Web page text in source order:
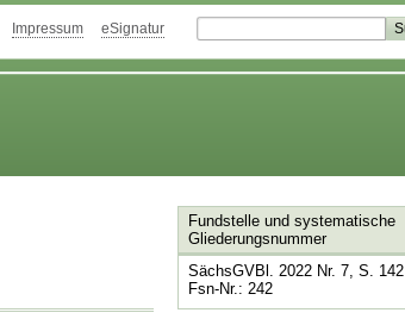
Impressum eSignatur
Fundstelle und systematische
Gliederungsnummer
SächsGVBl. 2022 Nr. 7, S. 142
Fsn-Nr.: 242